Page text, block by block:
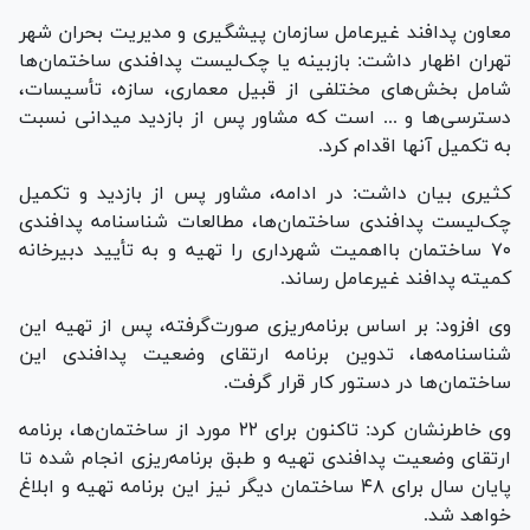
معاون پدافند غیرعامل سازمان پیشگیری و مدیریت بحران شهر
تهران اظهار داشت: بازبینه یا چک‌لیست پدافندی ساختمان‌ها
شامل بخش‌های مختلفی از قبیل معماری، سازه، تأسیسات،
دسترسی‌ها و ... است که مشاور پس از بازدید میدانی نسبت
به تکمیل آنها اقدام کرد.
کثیری بیان داشت: در ادامه، مشاور پس از بازدید و تکمیل
چک‌لیست پدافندی ساختمان‌ها، مطالعات شناسنامه پدافندی
۷۰ ساختمان بااهمیت شهرداری را تهیه و به تأیید دبیرخانه
کمیته پدافند غیرعامل رساند.
وی افزود: بر اساس برنامه‌ریزی صورت‌گرفته، پس از تهیه این
شناسنامه‌ها، تدوین برنامه ارتقای وضعیت پدافندی این
ساختمان‌ها در دستور کار قرار گرفت.
وی خاطرنشان کرد: تاکنون برای ۲۲ مورد از ساختمان‌ها، برنامه
ارتقای وضعیت پدافندی تهیه و طبق برنامه‌ریزی انجام شده تا
پایان سال برای ۴۸ ساختمان دیگر نیز این برنامه تهیه و ابلاغ
خواهد شد.